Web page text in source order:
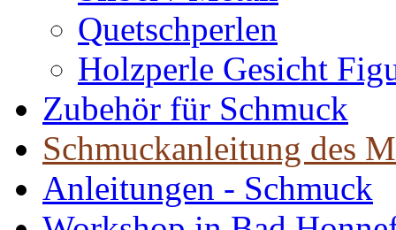
Quetschperlen
Holzperle Gesicht
Zubehör für Schmuck
Schmuckanleitung des
Anleitungen - Schmuck